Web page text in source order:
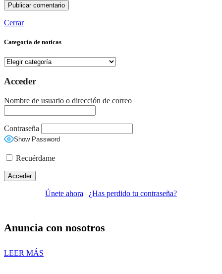
Cerrar
Categoría de noticas
Categoría
noticas
Acceder
Nombre de usuario o dirección de correo
Contraseña
Show Password
Recuérdame
Únete ahora | ¿Has perdido tu contraseña?
Anuncia con nosotros
LEER MÁS